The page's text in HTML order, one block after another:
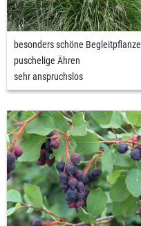
besonders schöne Begleitpflanze
puschelige Ähren
sehr anspruchslos